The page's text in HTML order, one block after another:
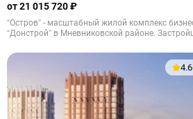
от 21 015 720 ₽
“Остров” - масштабный жилой комплекс
“Донстрой” в Мневниковской районе.